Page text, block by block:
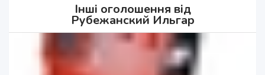
Інші оголошення від
Рубежанский Ильгар